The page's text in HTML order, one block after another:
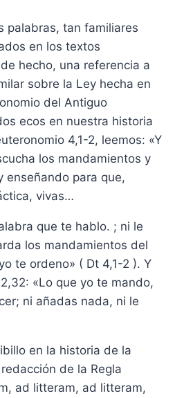
palabras, tan familiares
en los textos
hecho, una referencia a
sobre la Ley hecha en
del Antiguo
ecos en nuestra historia
4,1-2, leemos: «Y
los mandamientos y
enseñando para que,
vivas…
que te hablo. ; ni le
los mandamientos del
te ordeno» ( Dt 4,1-2 ). Y
«Lo que yo te mando,
ni añadas nada, ni le
en la historia de la
de la Regla
ad litteram, ad litteram,